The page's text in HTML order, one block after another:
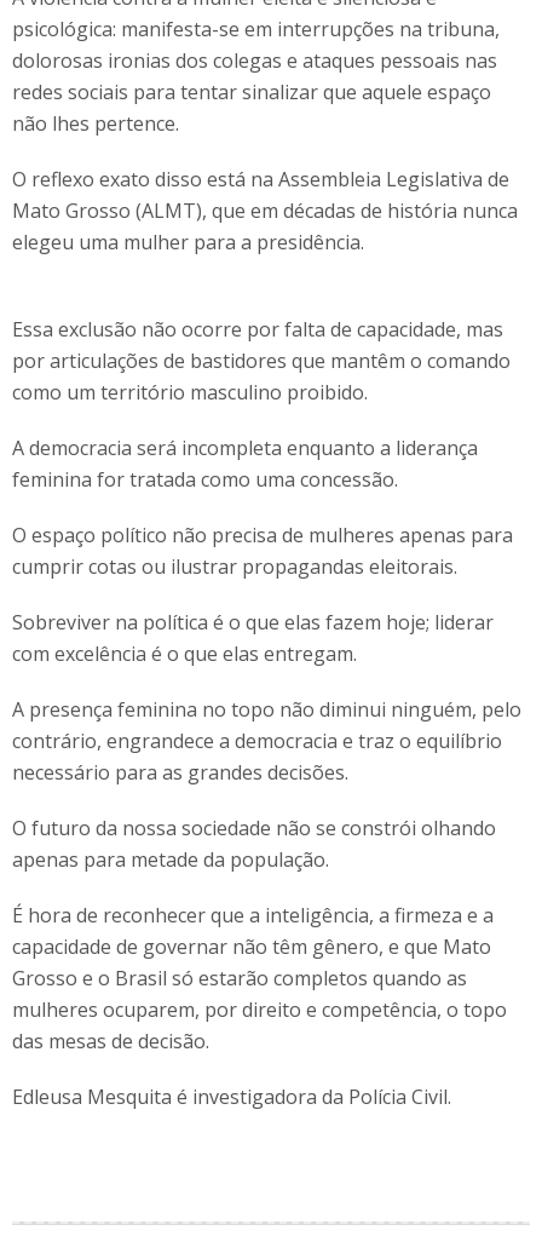
psicológica: manifesta-se em interrupções na tribuna,
dolorosas ironias dos colegas e ataques pessoais nas
redes sociais para tentar sinalizar que aquele espaço
não lhes pertence.
O reflexo exato disso está na Assembleia Legislativa de
Mato Grosso (ALMT), que em décadas de história nunca
elegeu uma mulher para a presidência.
Essa exclusão não ocorre por falta de capacidade, mas
por articulações de bastidores que mantêm o comando
como um território masculino proibido.
A democracia será incompleta enquanto a liderança
feminina for tratada como uma concessão.
O espaço político não precisa de mulheres apenas para
cumprir cotas ou ilustrar propagandas eleitorais.
Sobreviver na política é o que elas fazem hoje; liderar
com excelência é o que elas entregam.
A presença feminina no topo não diminui ninguém, pelo
contrário, engrandece a democracia e traz o equilíbrio
necessário para as grandes decisões.
O futuro da nossa sociedade não se constrói olhando
apenas para metade da população.
É hora de reconhecer que a inteligência, a firmeza e a
capacidade de governar não têm gênero, e que Mato
Grosso e o Brasil só estarão completos quando as
mulheres ocuparem, por direito e competência, o topo
das mesas de decisão.
Edleusa Mesquita é investigadora da Polícia Civil.